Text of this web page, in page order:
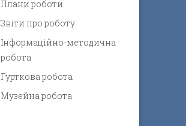
Плани роботи
Звіти про роботу
Інформаційно-методична
робота
Гурткова робота
Музейна робота